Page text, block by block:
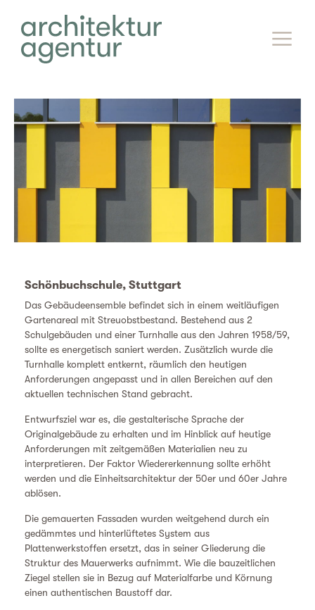
Schönbuchschule, Stuttgart
Das Gebäudeensemble befindet sich in einem weitläufigen
Gartenareal mit Streuobstbestand. Bestehend aus 2
Schulgebäuden und einer Turnhalle aus den Jahren 1958/59,
sollte es energetisch saniert werden. Zusätzlich wurde die
Turnhalle komplett entkernt, räumlich den heutigen
Anforderungen angepasst und in allen Bereichen auf den
aktuellen technischen Stand gebracht.
Entwurfsziel war es, die gestalterische Sprache der
Originalgebäude zu erhalten und im Hinblick auf heutige
Anforderungen mit zeitgemäßen Materialien neu zu
interpretieren. Der Faktor Wiedererkennung sollte erhöht
werden und die Einheitsarchitektur der 50er und 60er Jahre
ablösen.
Die gemauerten Fassaden wurden weitgehend durch ein
gedämmtes und hinterlüftetes System aus
Plattenwerkstoffen ersetzt, das in seiner Gliederung die
Struktur des Mauerwerks aufnimmt. Wie die bauzeitlichen
Ziegel stellen sie in Bezug auf Materialfarbe und Körnung
einen authentischen Baustoff dar.